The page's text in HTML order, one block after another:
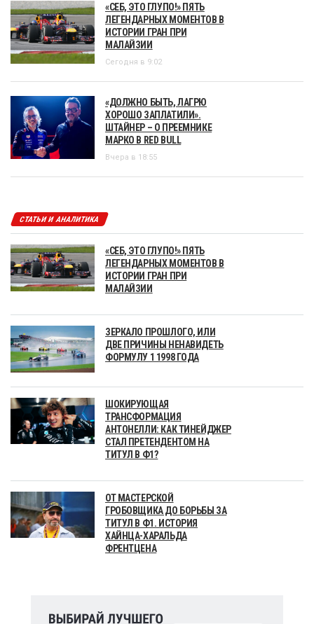
«СЕБ, ЭТО ГЛУПО!» ПЯТЬ
ЛЕГЕНДАРНЫХ МОМЕНТОВ В
ИСТОРИИ ГРАН ПРИ
МАЛАЙЗИИ
Сегодня в 9:02
«ДОЛЖНО БЫТЬ, ЛАГРЮ
ХОРОШО ЗАПЛАТИЛИ».
ШТАЙНЕР – О ПРЕЕМНИКЕ
МАРКО В RED BULL
Вчера в 18:55
СТАТЬИ И АНАЛИТИКА
«СЕБ, ЭТО ГЛУПО!» ПЯТЬ
ЛЕГЕНДАРНЫХ МОМЕНТОВ В
ИСТОРИИ ГРАН ПРИ
МАЛАЙЗИИ
ЗЕРКАЛО ПРОШЛОГО, ИЛИ
ДВЕ ПРИЧИНЫ НЕНАВИДЕТЬ
ФОРМУЛУ 1 1998 ГОДА
ШОКИРУЮЩАЯ
ТРАНСФОРМАЦИЯ
АНТОНЕЛЛИ: КАК ТИНЕЙДЖЕР
СТАЛ ПРЕТЕНДЕНТОМ НА
ТИТУЛ В Ф1?
ОТ МАСТЕРСКОЙ
ГРОБОВЩИКА ДО БОРЬБЫ ЗА
ТИТУЛ В Ф1. ИСТОРИЯ
ХАЙНЦА-ХАРАЛЬДА
ФРЕНТЦЕНА